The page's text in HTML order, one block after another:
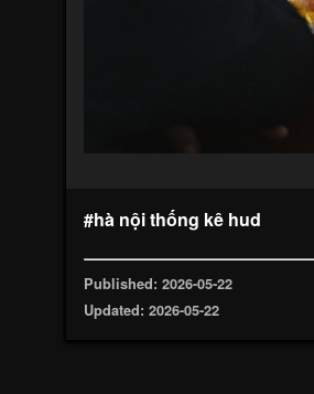
#hà nội thống kê hud
Published: 2026-05-22
Updated: 2026-05-22